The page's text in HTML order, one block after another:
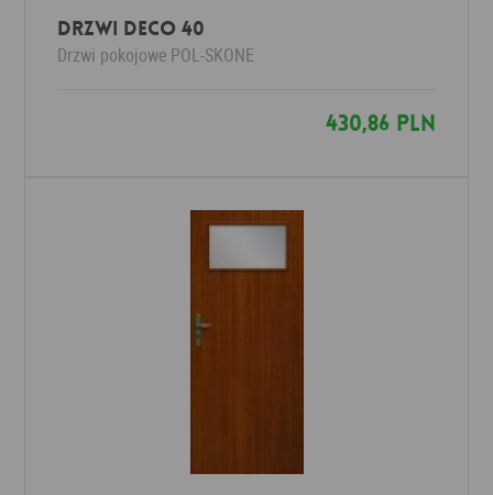
Drzwi Deco 40
Drzwi pokojowe POL-SKONE
430,86 PLN